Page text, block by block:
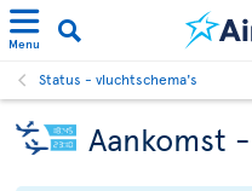
Menu
Status - vluchtschema's
Aankomst